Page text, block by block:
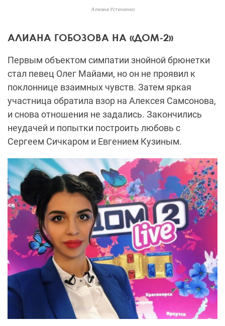
Алиана Устиненко
АЛИАНА ГОБОЗОВА НА «ДОМ-2»
Первым объектом симпатии знойной брюнетки
стал певец Олег Майами, но он не проявил к
поклоннице взаимных чувств. Затем яркая
участница обратила взор на Алексея Самсонова,
и снова отношения не задались. Закончились
неудачей и попытки построить любовь с
Сергеем Сичкаром и Евгением Кузиным.